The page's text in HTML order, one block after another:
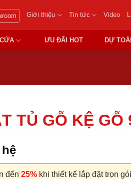
Giới thiệu Tin tức Video
ƯU ĐÃI HOT DỰ
TỦ GỖ KỆ GỖ
đến 25% khi thiết kế lắp đặt trọn